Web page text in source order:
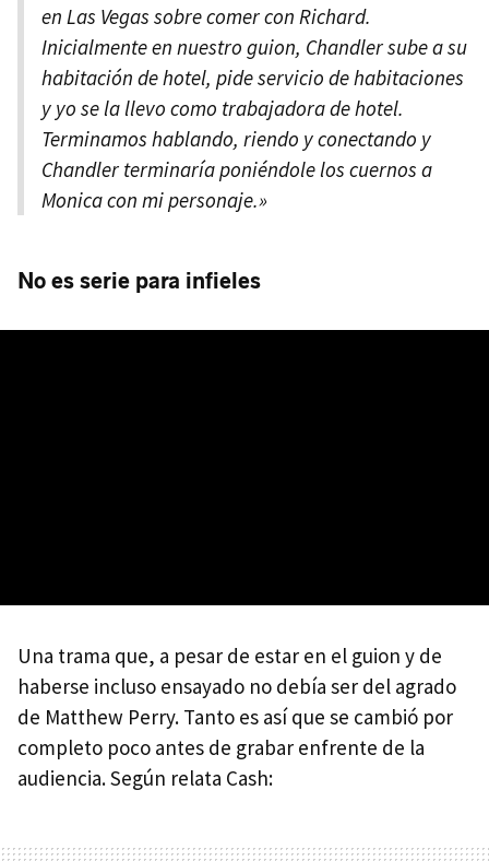
en Las Vegas sobre comer con Richard.
Inicialmente en nuestro guion, Chandler sube a su
habitación de hotel, pide servicio de habitaciones
y yo se la llevo como trabajadora de hotel.
Terminamos hablando, riendo y conectando y
Chandler terminaría poniéndole los cuernos a
Monica con mi personaje.»
No es serie para infieles
Una trama que, a pesar de estar en el guion y de
haberse incluso ensayado no debía ser del agrado
de Matthew Perry. Tanto es así que se cambió por
completo poco antes de grabar enfrente de la
audiencia. Según relata Cash: